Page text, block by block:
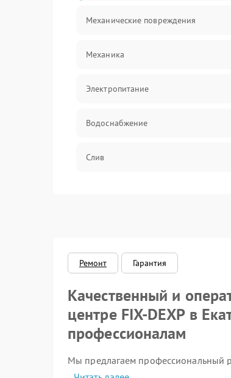
Механические повреждения
Механика
Электропитание
Водоснабжение
Слив
Ремонт Гарантия
Качественный и
центре FIX-DEXP в
профессионалам
Мы предлагаем профессиональный
специалисты обладают